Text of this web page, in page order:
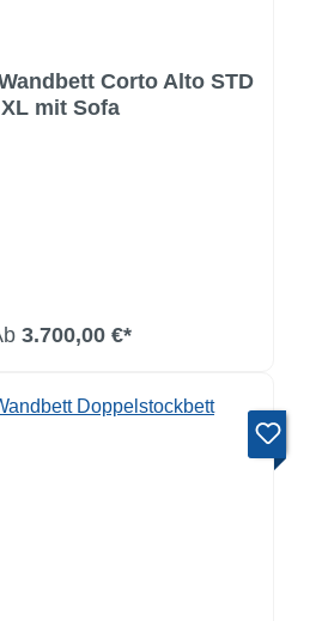
Corto Alto STD
XL mit Sofa
3.700,00 €*